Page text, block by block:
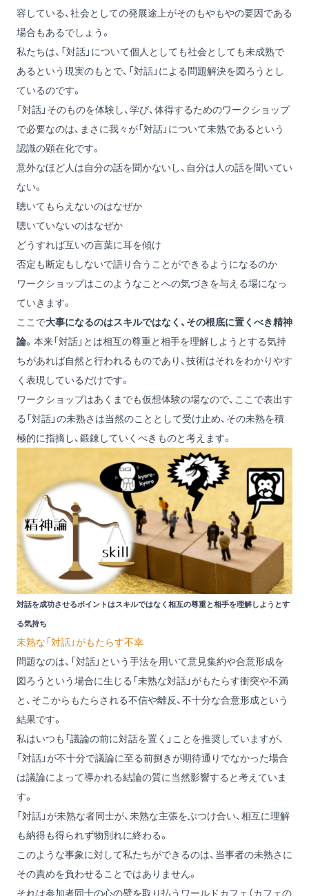
容している、社会としての発展途上がそのもやもやの要因である
場合もあるでしょう。
私たちは、「対話」について個人としても社会としても未成熟で
あるという現実のもとで、「対話」による問題解決を図ろうとし
ているのです。
「対話」そのものを体験し、学び、体得するためのワークショップ
で必要なのは、まさに我々が「対話」について未熟であるという
認識の顕在化です。
意外なほど人は自分の話を聞かないし、自分は人の話を聞いてい
ない。
聴いてもらえないのはなぜか
聴いていないのはなぜか
どうすれば互いの言葉に耳を傾け
否定も断定もしないで語り合うことができるようになるのか
ワークショップはこのようなことへの気づきを与える場になっ
ていきます。
ここで大事になるのはスキルではなく、その根底に置くべき精神
論。本来「対話」とは相互の尊重と相手を理解しようとする気持
ちがあれば自然と行われるものであり、技術はそれをわかりやす
く表現しているだけです。
ワークショップはあくまでも仮想体験の場なので、ここで表出す
る「対話」の未熟さは当然のこととして受け止め、その未熟を積
極的に指摘し、鍛錬していくべきものと考えます。
対話を成功させるポイントはスキルではなく相互の尊重と相手を理解しようとす
る気持ち
未熟な「対話」がもたらす不幸
問題なのは、「対話」という手法を用いて意見集約や合意形成を
図ろうという場合に生じる「未熟な対話」がもたらす衝突や不満
と、そこからもたらされる不信や離反、不十分な合意形成という
結果です。
私はいつも「議論の前に対話を置く」ことを推奨していますが、
「対話」が不十分で議論に至る前捌きが期待通りでなかった場合
は議論によって導かれる結論の質に当然影響すると考えていま
す。
「対話」が未熟な者同士が、未熟な主張をぶつけ合い、相互に理解
も納得も得られず物別れに終わる。
このような事象に対して私たちができるのは、当事者の未熟さに
その責めを負わせることではありません。
それは参加者同士の心の壁を取り払うワールドカフェ（カフェの